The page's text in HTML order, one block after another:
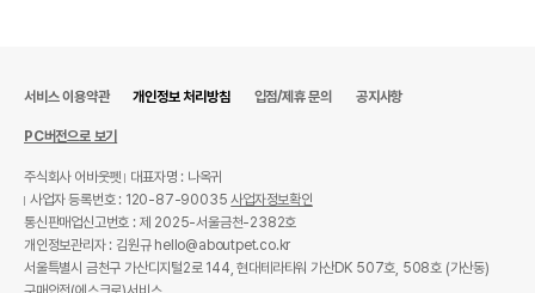
서비스 이용약관 개인정보 처리방침 입점/제휴 문의 공지사항
PC버전으로 보기
주식회사 어바웃펫
대표자명 : 나옥귀
사업자 등록번호 : 120-87-90035사업자정보확인
통신판매업신고번호 : 제 2025-서울금천-2382호
개인정보관리자 : 김원규 hello@aboutpet.co.kr
서울특별시 금천구 가산디지털2로 144, 현대테라타워 가산DK 507호, 508호 (가산동)